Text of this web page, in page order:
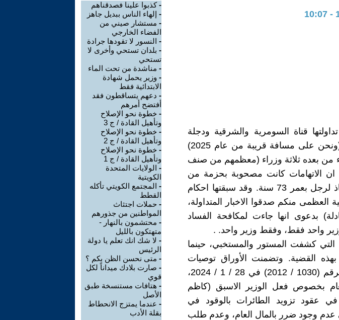
قناة السومرية والشرقية ودجلة
والفرات، وكانت موجهة قبل بضعة أيام (ونحن على مسافة قريبة من عام 2025)
الوزارة منذ عام 2018، وجاء من بعده ثلاثة وزراء (معظمهم من صنف
ان الاتهامات كانت مصحوبة بحزمة من
الأحكام بالسجن المشدد مع الشغل والنفاذ لرجل بعمر 73 سنة. وقد سبقتها احكام
منكم صدقوا الاخبار المتداولة،
بدعوى انها جاءت لمكافحة الفساد
واحد فقط، وفقط وزير واحد. .
كشفت المستور والمستخبي، حينما
بهذه القضية. وتضمنت الأوراق توصيات
اللجنة المشكلة بموجب الأمر الاداري المرقم (1030 / 2012) في 28 / 1 / 2024،
بخصوص فعل الوزير الاسبق (كاظم
عقود تزويد الطائرات بالوقود في
عدم وجود ضرر بالمال العام، وعدم طلب
-كذبوا علينا فصدقناهم
- إلهاء الناس ببديل جاهز
- مستشار صيني من
الفضاء الخارجي
- النسور لا تقودها جرادة
- بلدان تستحي وأخرى لا
تستحي
- مناشدة من تحت الماء
- وزير يحمل شهادة
الابتدائية فقط
- دعهم يتساقطون فقد
أفتضح أمرهم
- خطوة نحو الإصلاح
وتأهيل القادة / ج 3
- خطوة نحو الإصلاح
وتأهيل القادة / ج 2
- خطوة نحو الإصلاح
وتأهيل القادة / ج 1
- الولايات المتحدة
الكويتية
- المجتمع الكويتي تأكله
القطط
- حملات اجتثاث
المواطنين من جذورهم
- محتشمون بالنهار -
متهتكون بالليل
- لا شك انك تعلم يا دولة
الرئيس
- متى نحسن الظن بكم ؟
- صارت بلادك ميداناً لكل
قوي
- هتافات مستنسخة طبق
الأصل
- عندما يمتزج الانحطاط
بقلة الأدب